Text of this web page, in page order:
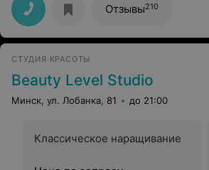
Отзывы210
СТУДИЯ КРАСОТЫ
Beauty Level Studio
Минск, ул. Лобанка, 81 до 21:00
Классическое наращивание